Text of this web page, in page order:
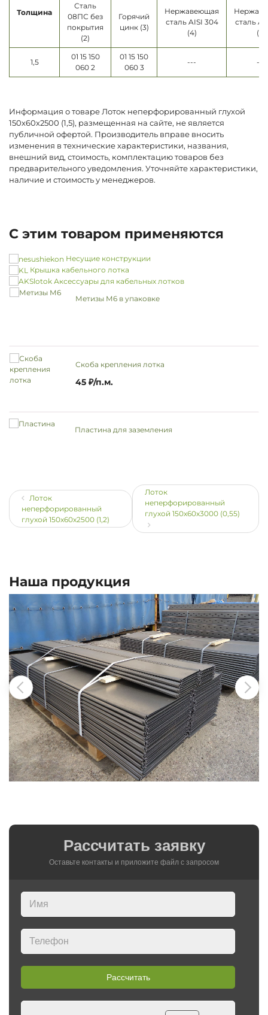
Толщина
Сталь
08ПС без
покрытия
(2)
Горячий
цинк (3)
Нержавеющая
сталь AISI 304
(4)
сталь
(5)
1,5
01 15 150
060 2
01 15 150
060 3
--- ---
Информация о товаре Лоток неперфорированный глухой
150х60х2500 (1,5), размещенная на сайте, не является
публичной офертой. Производитель вправе вносить
изменения в технические характеристики, названия,
внешний вид, стоимость, комплектацию товаров без
предварительного уведомления. Уточняйте характеристики,
наличие и стоимость у менеджеров.
С этим товаром применяются
Несущие конструкции
Крышка кабельного лотка
Аксессуары для кабельных лотков
Метизы М6 в упаковке
Скоба крепления лотка
45 ₽/п.м.
Пластина для заземления
Лоток
неперфорированный
глухой 150х60х2500 (1,2)
Лоток
неперфорированный
глухой 150х60х3000 (0,55)
Наша продукция
Рассчитать заявку
Оставьте контакты и приложите файл c запросом
Рассчитать